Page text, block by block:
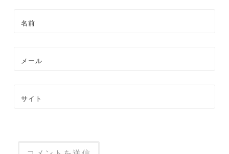
名前
メール
サイト